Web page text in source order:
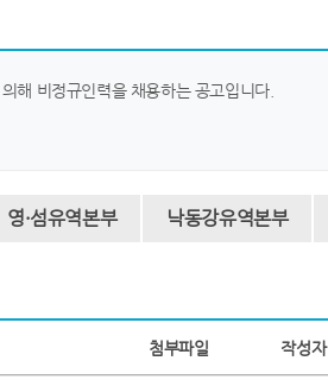
해 비정규인력을 채용하는 공고입니다.
영·섬유역본부 낙동강유역본부
첨부파일 작성자